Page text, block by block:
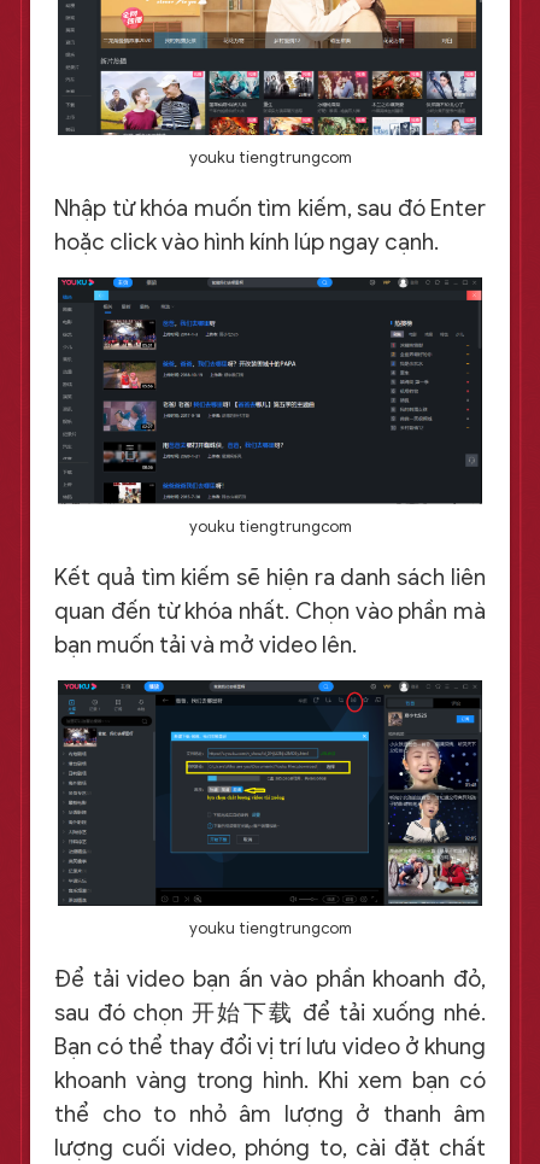
youku tiengtrungcom
Nhập từ khóa muốn tìm kiếm, sau đó Enter
hoặc click vào hình kính lúp ngay cạnh.
youku tiengtrungcom
Kết quả tìm kiếm sẽ hiện ra danh sách liên
quan đến từ khóa nhất. Chọn vào phần mà
bạn muốn tải và mở video lên.
youku tiengtrungcom
Để tải video bạn ấn vào phần khoanh đỏ,
sau đó chọn 开始下载 để tải xuống nhé.
Bạn có thể thay đổi vị trí lưu video ở khung
khoanh vàng trong hình. Khi xem bạn có
thể cho to nhỏ âm lượng ở thanh âm
lượng cuối video, phóng to, cài đặt chất